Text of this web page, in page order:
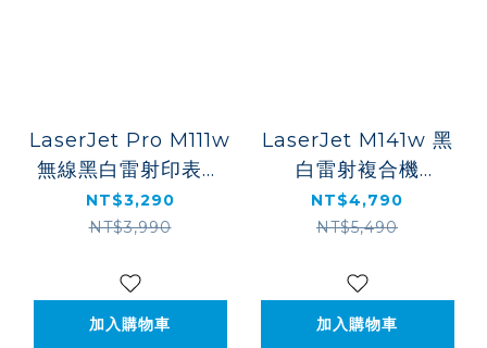
LaserJet Pro M111w
無線黑白雷射印表機
(7MD68A)
NT$3,290
NT$3,990
加入購物車
LaserJet M141w 黑
白雷射複合機
(7MD74A)
NT$4,790
NT$5,490
加入購物車